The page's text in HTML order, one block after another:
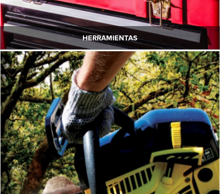
HERRAMIENTAS